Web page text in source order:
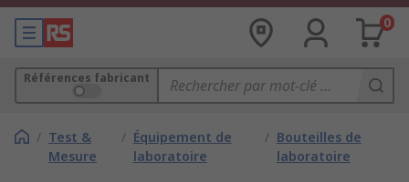
0
Références fabricant
/ Test &
Mesure
/ Équipement de
laboratoire
/ Bouteilles de
laboratoire